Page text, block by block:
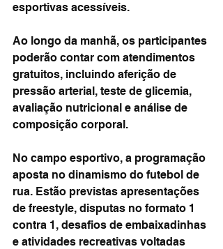
esportivas acessíveis.
Ao longo da manhã, os participantes
poderão contar com atendimentos
gratuitos, incluindo aferição de
pressão arterial, teste de glicemia,
avaliação nutricional e análise de
composição corporal.
No campo esportivo, a programação
aposta no dinamismo do futebol de
rua. Estão previstas apresentações
de freestyle, disputas no formato 1
contra 1, desafios de embaixadinhas
e atividades recreativas voltadas